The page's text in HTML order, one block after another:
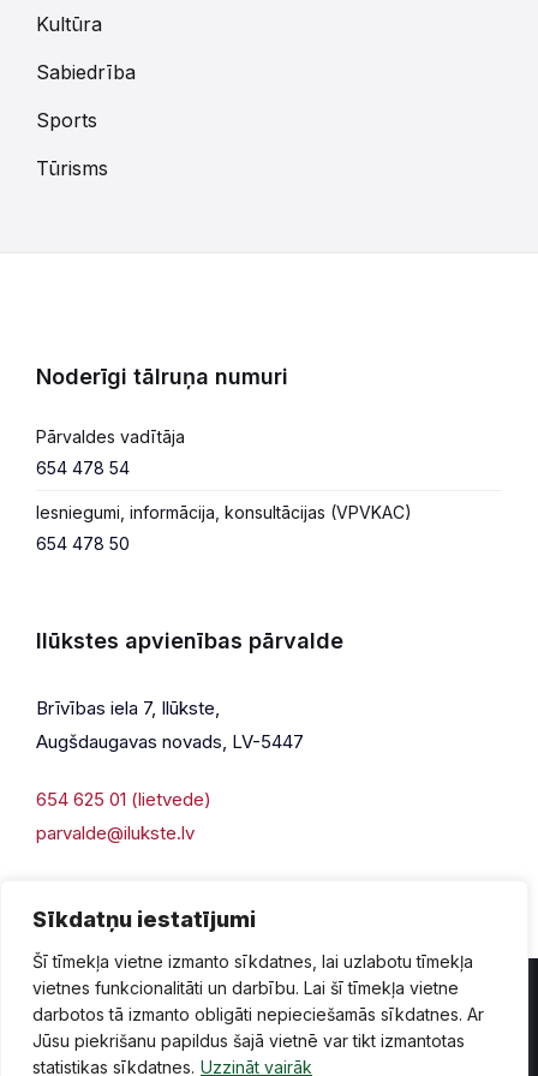
Sīkdatņu iestatījumi
Šī tīmekļa vietne izmanto sīkdatnes, lai uzlabotu tīmekļa
vietnes funkcionalitāti un darbību. Lai šī tīmekļa vietne
darbotos tā izmanto obligāti nepieciešamās sīkdatnes. Ar
Jūsu piekrišanu papildus šajā vietnē var tikt izmantotas
statistikas sīkdatnes. Uzzināt vairāk
Kultūra
Sabiedrība
Sports
Tūrisms
Noderīgi tālruņa numuri
Pārvaldes vadītāja
654 478 54
Iesniegumi, informācija, konsultācijas (VPVKAC)
654 478 50
Ilūkstes apvienības pārvalde
Brīvības iela 7, Ilūkste,
Augšdaugavas novads, LV-5447
654 625 01 (lietvede)
parvalde@ilukste.lv
Privātuma politika Piekļūstamība Lapas karte